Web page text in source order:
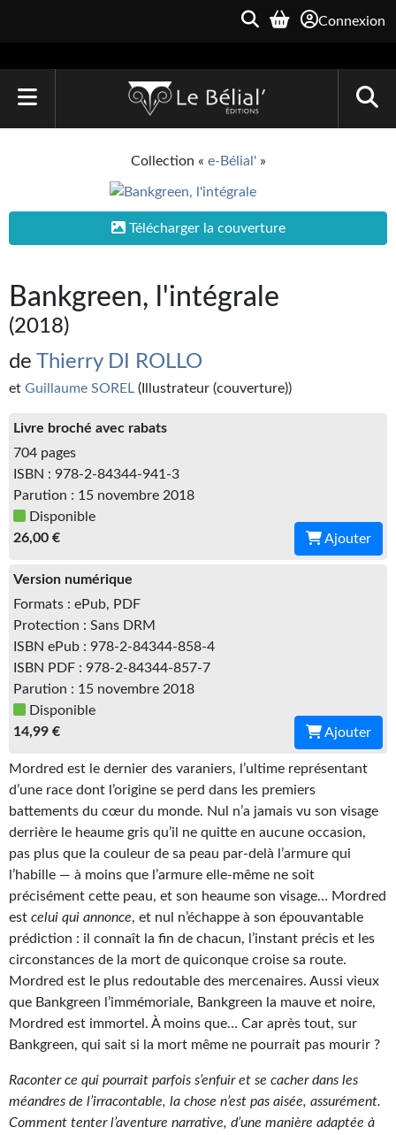
Connexion
Archive du Futur
Parallaxe
Quarante-Deux
Wotan
Étoiles vives
NUMÉRIQUE
Romans et recueils
Une Heure-Lumière
Nouvelles
Livres audio
Gratuit
Sans DRM
BIFROST
Tous les numéros
En numérique
S'abonner
Les critiques
Le blog
Le prix des lecteurs
Collection « e-Bélial'»
Télécharger la couverture
Bankgreen, l'intégrale
(2018)
de Thierry DI ROLLO
et Guillaume SOREL (Illustrateur (couverture))
Livre broché avec rabats
704 pages
ISBN : 978-2-84344-941-3
Parution : 15 novembre 2018
Disponible
26,00 €
Ajouter
Version numérique
Formats : ePub, PDF
Protection : Sans DRM
ISBN ePub : 978-2-84344-858-4
ISBN PDF : 978-2-84344-857-7
Parution : 15 novembre 2018
Disponible
14,99 €
Ajouter
Mordred est le dernier des varaniers, l’ultime représentant
d’une race dont l’origine se perd dans les premiers
battements du cœur du monde. Nul n’a jamais vu son visage
derrière le heaume gris qu’il ne quitte en aucune occasion,
pas plus que la couleur de sa peau par-delà l’armure qui
l’habille — à moins que l’armure elle-même ne soit
précisément cette peau, et son heaume son visage… Mordred
est celui qui annonce, et nul n’échappe à son épouvantable
prédiction : il connaît la fin de chacun, l’instant précis et les
circonstances de la mort de quiconque croise sa route.
Mordred est le plus redoutable des mercenaires. Aussi vieux
que Bankgreen l’immémoriale, Bankgreen la mauve et noire,
Mordred est immortel. À moins que… Car après tout, sur
Bankgreen, qui sait si la mort même ne pourrait pas mourir ?
Raconter ce qui pourrait parfois s’enfuir et se cacher dans les
méandres de l’irracontable, la chose n’est pas aisée, assurément.
Comment tenter l’aventure narrative, d’une manière adaptée à